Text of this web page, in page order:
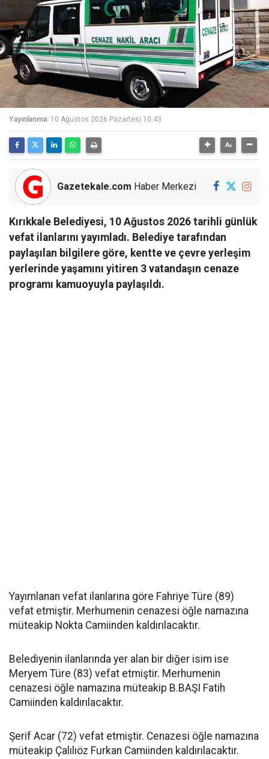
Yayınlanma: 10 Ağustos 2026 Pazartesi 10:43
Gazetekale.com Haber Merkezi
Kırıkkale Belediyesi, 10 Ağustos 2026 tarihli günlük
vefat ilanlarını yayımladı. Belediye tarafından
paylaşılan bilgilere göre, kentte ve çevre yerleşim
yerlerinde yaşamını yitiren 3 vatandaşın cenaze
programı kamuoyuyla paylaşıldı.
Yayımlanan vefat ilanlarına göre Fahriye Türe (89)
vefat etmiştir. Merhumenin cenazesi öğle namazına
müteakip Nokta Camiinden kaldırılacaktır.
Belediyenin ilanlarında yer alan bir diğer isim ise
Meryem Türe (83) vefat etmiştir. Merhumenin
cenazesi öğle namazına müteakip B.BAŞI Fatih
Camiinden kaldırılacaktır.
Şerif Acar (72) vefat etmiştir. Cenazesi öğle namazına
müteakip Çalılıöz Furkan Camiinden kaldırılacaktır.